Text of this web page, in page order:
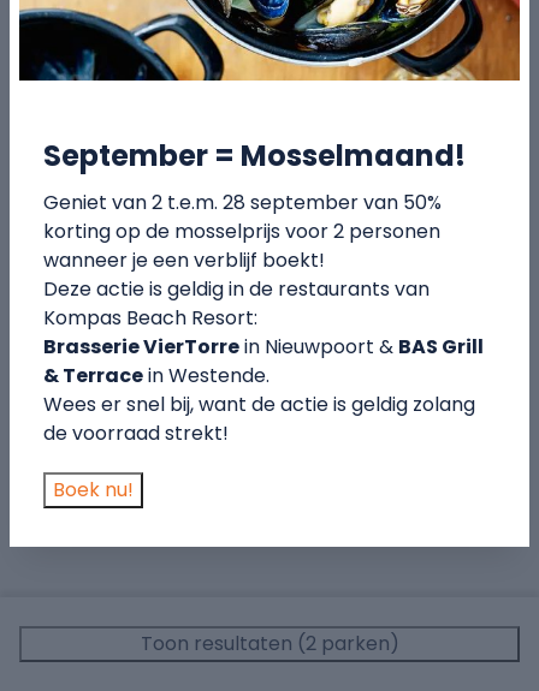
Airco (23)
Hottub (2)
Watertappunt bij kampeerplaats (15)
Elektriciteitsaansluiting 10 A (20)
Elektriciteitsaansluiting 16 A (13)
Toon resultaten (2 parken)
September = Mosselmaand!
Geniet van 2 t.e.m. 28 september van 50%
korting op de mosselprijs voor 2 personen
wanneer je een verblijf boekt!
Deze actie is geldig in de restaurants van
Kompas Beach Resort:
Brasserie VierTorrein Nieuwpoort & BAS Grill
& Terracein Westende.
Wees er snel bij, want de actie is geldig zolang
de voorraad strekt!
Boek nu!